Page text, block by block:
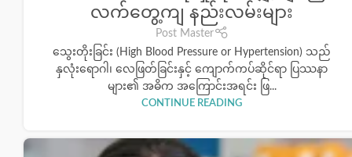
လက်တွေ့ကျ နည်းလမ်းများ
Post Master
သွေးတိုးခြင်း (High Blood Pressure or Hypertension) သည်
နှလုံးရောဂါ၊ လေဖြတ်ခြင်းနှင့် ကျောက်ကပ်ဆိုင်ရာ ပြဿနာ
များ၏ အဓိက အကြောင်းအရင်း ဖြ...
CONTINUE READING